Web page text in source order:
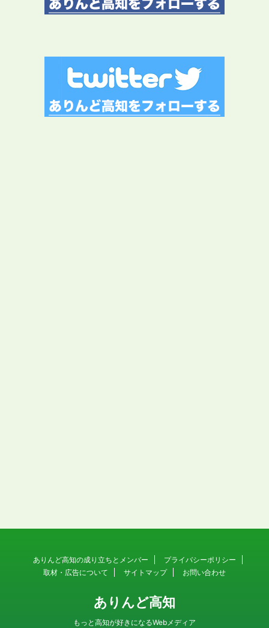
ありんど高知の成り立ちとメンバー
プライバシーポリシー
取材・広告について
サイトマップ お問い合わせ
ありんど高知
もっと高知が好きになるWebメディア